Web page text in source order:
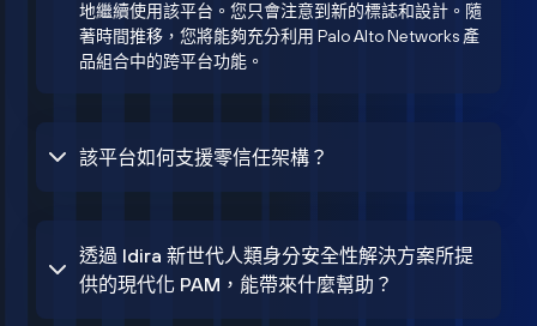
地繼續使用該平台。您只會注意到新的標誌和設計。隨
著時間推移，您將能夠充分利用 Palo Alto Networks 產
品組合中的跨平台功能。
該平台如何支援零信任架構？
透過 Idira 新世代人類身分安全性解決方案所提
供的現代化 PAM，能帶來什麼幫助？